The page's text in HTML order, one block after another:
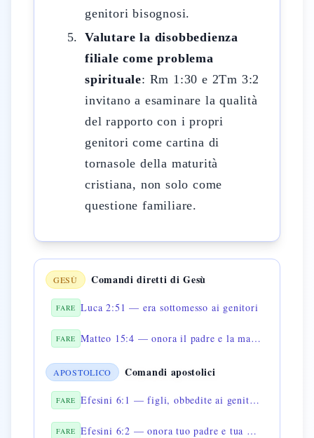
genitori bisognosi.
Valutare la disobbedienza
filiale come problema
spirituale: Rm 1:30 e 2Tm 3:2
invitano a esaminare la qualità
del rapporto con i propri
genitori come cartina di
tornasole della maturità
cristiana, non solo come
questione familiare.
GESÙ Comandi diretti di Gesù
FARE Luca 2:51 — era sottomesso ai genitori
FARE Matteo 15:4 — onora il padre e la madre
APOSTOLICO Comandi apostolici
FARE Efesini 6:1 — figli, obbedite ai genitori nel Signore
FARE Efesini 6:2 — onora tuo padre e tua madre